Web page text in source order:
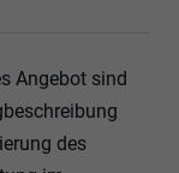
Angebot sind
des